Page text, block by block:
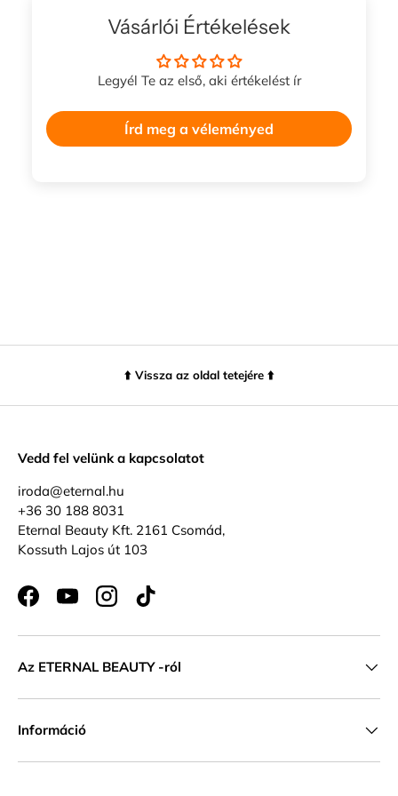
Vásárlói Értékelések
Legyél Te az első, aki értékelést ír
Írd meg a véleményed
⬆️ Vissza az oldal tetejére ⬆️
Vedd fel velünk a kapcsolatot
iroda@eternal.hu
+36 30 188 8031
Eternal Beauty Kft. 2161 Csomád,
Kossuth Lajos út 103
FacebookYouTubeInstagramTikTok
Az ETERNAL BEAUTY -ról
Információ